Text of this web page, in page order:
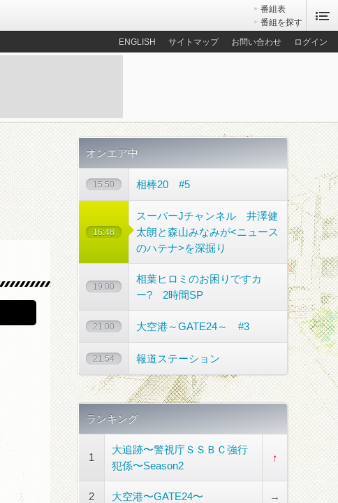
番組表
番組を探す
ENGLISH サイトマップ お問い合わせ ログイン
散歩コース
オンエア中
15:50 相棒20 #5
16:48
スーパーJチャンネル 井澤健
太朗と森山みなみが<ニュース
のハテナ>を深掘り
19:00
相葉ヒロミのお困りですカ
ー? 2時間SP
21:00 大空港～GATE24～ #3
21:54 報道ステーション
ランキング
1
大追跡〜警視庁ＳＳＢＣ強行
犯係〜Season2
↑
2 大空港〜GATE24〜 →